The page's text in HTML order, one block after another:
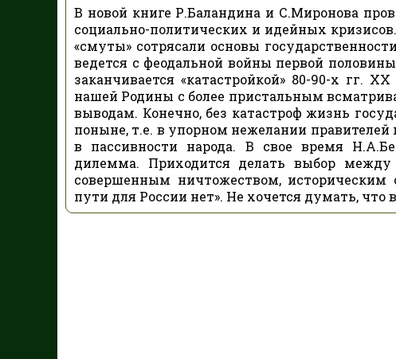
В новой книге Р.Баландина и С.Миронова
социально-политических и идейных
«смуты» сотрясали основы
ведется с феодальной войны первой
заканчивается «катастройкой» 80-90-х гг.
нашей Родины с более пристальным
выводам. Конечно, без катастроф жизнь
поныне, т.е. в упорном нежелании
в пассивности народа. В свое время
дилемма. Приходится делать выбор
совершенным ничтожеством, историческим
пути для России нет». Не хочется думать, что